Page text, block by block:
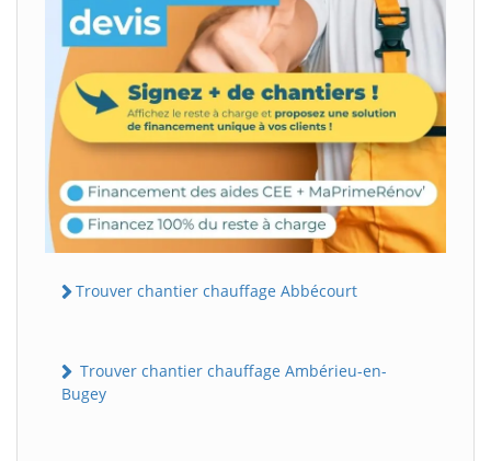
Trouver chantier chauffage Abbécourt
Trouver chantier chauffage Ambérieu-en-
Bugey